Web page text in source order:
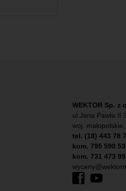
WEKTOR Sp. z
ul.Jana Pawła II
woj.
tel. (18) 443 78
kom. 795 590
kom. 731 473